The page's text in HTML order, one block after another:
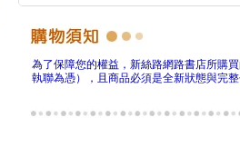
為了保障您的權益，新絲路網路書店所購
執聯為憑），且商品必須是全新狀態與完